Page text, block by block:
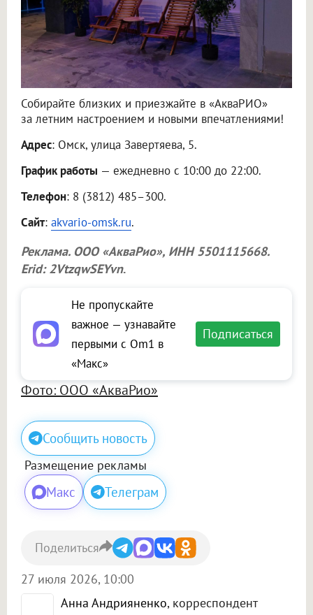
Собирайте близких и приезжайте в «АкваРИО»
за летним настроением и новыми впечатлениями!
Адрес: Омск, улица Завертяева, 5.
График работы — ежедневно с 10:00 до 22:00.
Телефон: 8 (3812) 485–300.
Сайт: akvario-omsk.ru.
Реклама. ООО «АкваРио», ИНН 5501115668.
Erid: 2VtzqwSEYvn.
Не пропускайте
важное — узнавайте
первыми с Om1 в
«Макс»
Подписаться
Фото: ООО «АкваРио»
Сообщить новость
Размещение рекламы
Макс Телеграм
Анна Андрияненко, корреспондент
27 июля 2026, 10:00
Поделиться